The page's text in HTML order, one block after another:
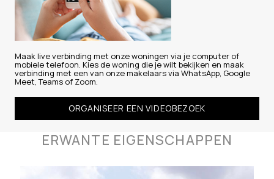
Maak live verbinding met onze woningen via je computer of
mobiele telefoon. Kies de woning die je wilt bekijken en maak
verbinding met een van onze makelaars via WhatsApp, Google
Meet, Teams of Zoom.
ORGANISEER EEN VIDEOBEZOEK
ERWANTE EIGENSCHAPPEN